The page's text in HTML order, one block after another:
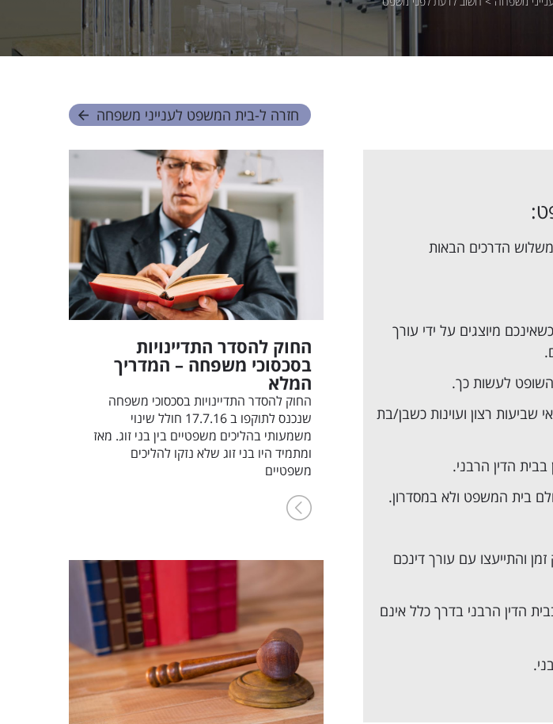
חזרה ל-בית המשפט לענייני משפחה
החוק להסדר התדיינויות
בסכסוכי משפחה – המדריך
המלא
החוק להסדר התדיינויות בסכסוכי משפחה
שנכנס לתוקפו ב 17.7.16 חולל שינוי
משמעותי בהליכים משפטיים בין בני זוג. מאז
ומתמיד היו בני זוג שלא נזקו להליכים
משפטיים
הדרכים הבאות
מיוצגים על ידי עורך
לעשות כך.
רצון ועוינות כשבן/בת
בבית הדין הרבני.
בית המשפט ולא במסדרון.
והתייעצו עם עורך דינכם
הדין הרבני בדרך כלל אינם